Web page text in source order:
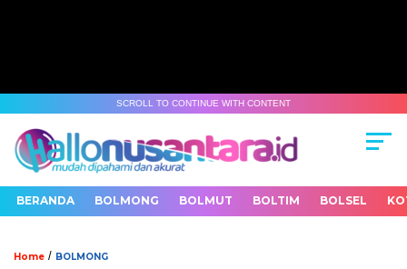
SCROLL TO CONTINUE WITH CONTENT
BERANDA BOLMONG BOLMUT BOLTIM BOLSEL
Home / BOLMONG